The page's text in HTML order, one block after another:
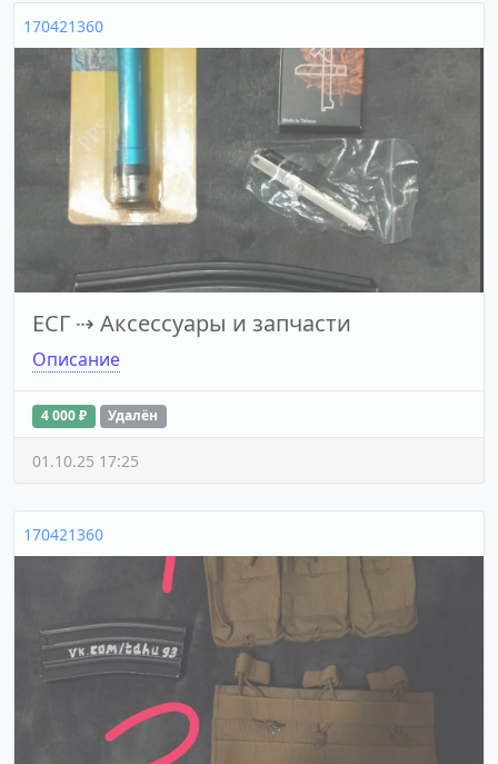
170421360
ЕСГ ⇢ Аксессуары и запчасти
Описание
4 000 ₽ Удалён
01.10.25 17:25
170421360